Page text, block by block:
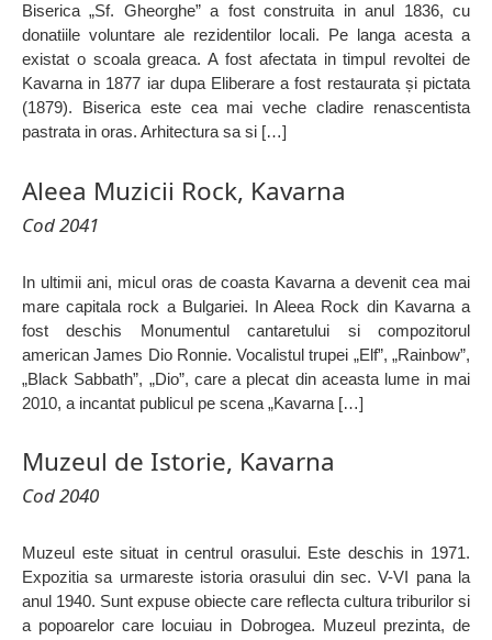
Biserica „Sf. Gheorghe” a fost construita in anul 1836, cu
donatiile voluntare ale rezidentilor locali. Pe langa acesta a
existat o scoala greaca. A fost afectata in timpul revoltei de
Kavarna in 1877 iar dupa Eliberare a fost restaurata și pictata
(1879). Biserica este cea mai veche cladire renascentista
pastrata in oras. Arhitectura sa si […]
Aleea Muzicii Rock, Kavarna
Cod 2041
In ultimii ani, micul oras de coasta Kavarna a devenit cea mai
mare capitala rock a Bulgariei. In Aleea Rock din Kavarna a
fost deschis Monumentul cantaretului si compozitorul
american James Dio Ronnie. Vocalistul trupei „Elf”, „Rainbow”,
„Black Sabbath”, „Dio”, care a plecat din aceasta lume in mai
2010, a incantat publicul pe scena „Kavarna […]
Muzeul de Istorie, Kavarna
Cod 2040
Muzeul este situat in centrul orasului. Este deschis in 1971.
Expozitia sa urmareste istoria orasului din sec. V-VI pana la
anul 1940. Sunt expuse obiecte care reflecta cultura triburilor si
a popoarelor care locuiau in Dobrogea. Muzeul prezinta, de